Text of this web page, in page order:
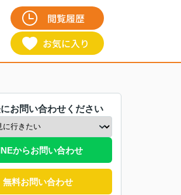
閲覧履歴
お気に入り
お問い合わせください
からお問い合わせ
無料お問い合わせ